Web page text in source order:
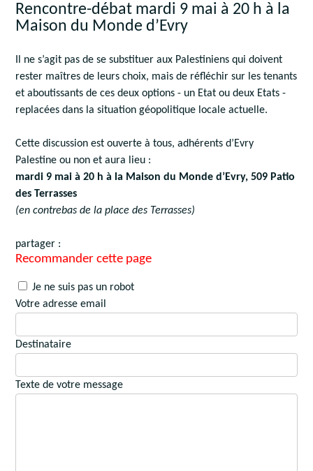
Rencontre-débat mardi 9 mai à 20 h à la
Maison du Monde d’Evry
Il ne s’agit pas de se substituer aux Palestiniens qui doivent
rester maîtres de leurs choix, mais de réfléchir sur les tenants
et aboutissants de ces deux options - un Etat ou deux Etats -
replacées dans la situation géopolitique locale actuelle.
Cette discussion est ouverte à tous, adhérents d’Evry
Palestine ou non et aura lieu :
mardi 9 mai à 20 h à la Maison du Monde d’Evry, 509 Patio
des Terrasses
(en contrebas de la place des Terrasses)
partager :
Recommander cette page
Je ne suis pas un robot
Votre adresse email
Destinataire
Texte de votre message